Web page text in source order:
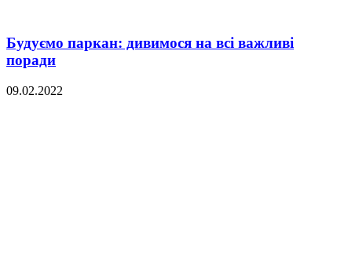
Будуємо паркан: дивимося на всі важливі
поради
09.02.2022